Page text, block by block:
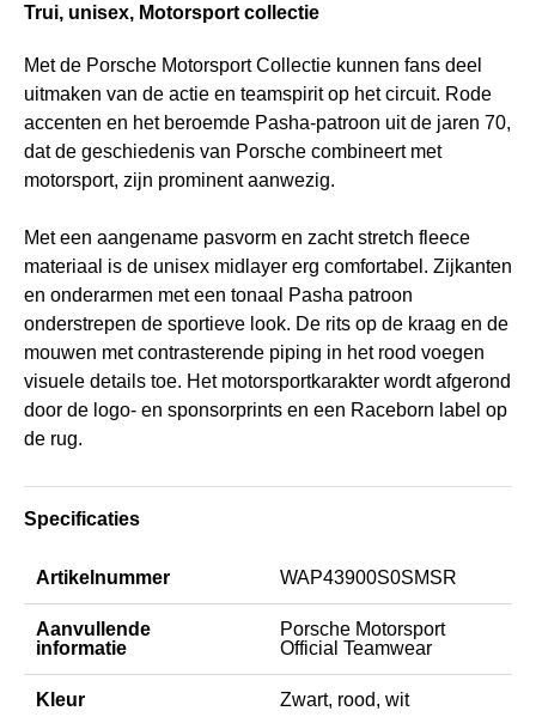
Trui, unisex, Motorsport collectie
Met de Porsche Motorsport Collectie kunnen fans deel
uitmaken van de actie en teamspirit op het circuit. Rode
accenten en het beroemde Pasha-patroon uit de jaren 70,
dat de geschiedenis van Porsche combineert met
motorsport, zijn prominent aanwezig.
Met een aangename pasvorm en zacht stretch fleece
materiaal is de unisex midlayer erg comfortabel. Zijkanten
en onderarmen met een tonaal Pasha patroon
onderstrepen de sportieve look. De rits op de kraag en de
mouwen met contrasterende piping in het rood voegen
visuele details toe. Het motorsportkarakter wordt afgerond
door de logo- en sponsorprints en een Raceborn label op
de rug.
Specificaties
Artikelnummer WAP43900S0SMSR
Aanvullende
informatie
Porsche Motorsport
Official Teamwear
Kleur Zwart, rood, wit